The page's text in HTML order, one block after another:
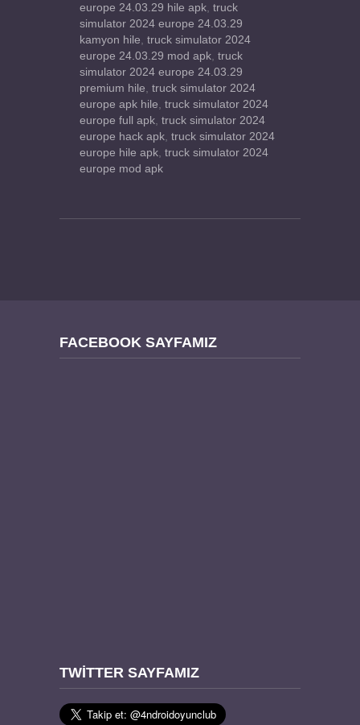
europe 24.03.29 hile apk, truck
simulator 2024 europe 24.03.29
kamyon hile, truck simulator 2024
europe 24.03.29 mod apk, truck
simulator 2024 europe 24.03.29
premium hile, truck simulator 2024
europe apk hile, truck simulator 2024
europe full apk, truck simulator 2024
europe hack apk, truck simulator 2024
europe hile apk, truck simulator 2024
europe mod apk
FACEBOOK SAYFAMIZ
TWITTER SAYFAMIZ